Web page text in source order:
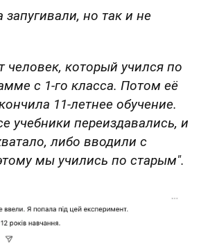
запугивали, но так и не
человек, который учился по
с 1-го класса. Потом её
11-летнее обучение.
учебники переиздавались, и
либо вводили с
мы учились по старым".